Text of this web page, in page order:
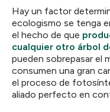
Hay un factor
ecologismo se tenga
el hecho de que
cualquier otro árbol
pueden sobrepasar el
consumen una gran
el proceso de
aliado perfecto en